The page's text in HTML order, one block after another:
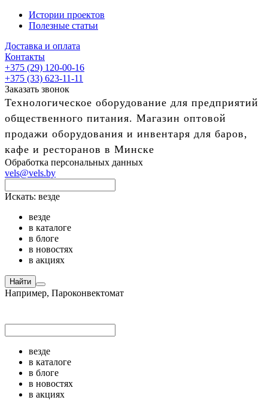
Истории проектов
Полезные статьи
Доставка и оплата
Контакты
+375 (29) 120-00-16
+375 (33) 623-11-11
Заказать звонок
Технологическое оборудование для предприятий
общественного питания. Магазин оптовой
продажи оборудования и инвентаря для баров,
кафе и ресторанов в Минске
Обработка персональных данных
vels@vels.by
Искать: везде
везде
в каталоге
в блоге
в новостях
в акциях
Найти
Например, Пароконвектомат
везде
в каталоге
в блоге
в новостях
в акциях